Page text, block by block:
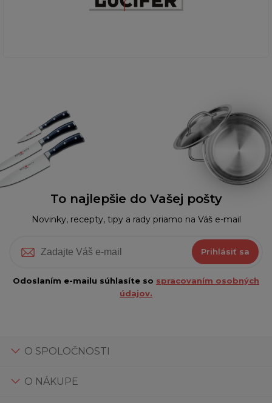
To najlepšie do Vašej pošty
Novinky, recepty, tipy a rady priamo na Váš e-mail
Prihlásiť sa
Odoslaním e-mailu súhlasíte so spracovaním osobných
údajov.
O SPOLOČNOSTI
O NÁKUPE